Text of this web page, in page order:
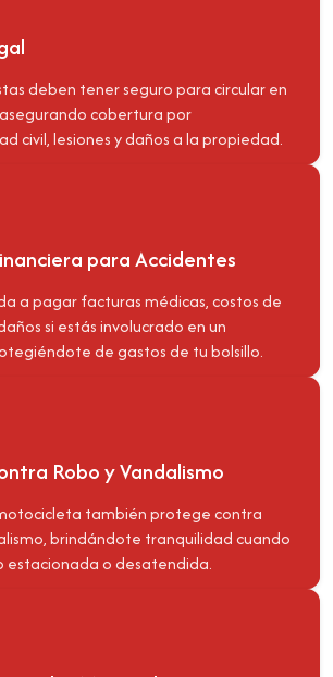
deben tener seguro para circular en
cobertura por
civil, lesiones y daños a la propiedad.
para Accidentes
a pagar facturas médicas, costos de
si estás involucrado en un
de gastos de tu bolsillo.
Robo y Vandalismo
también protege contra
brindándote tranquilidad cuando
estacionada o desatendida.